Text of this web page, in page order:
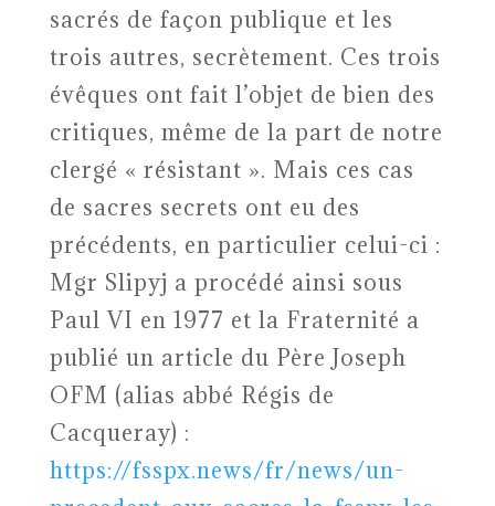
sacrés de façon publique et les
trois autres, secrètement. Ces trois
évêques ont fait l’objet de bien des
critiques, même de la part de notre
clergé « résistant ». Mais ces cas
de sacres secrets ont eu des
précédents, en particulier celui-ci :
Mgr Slipyj a procédé ainsi sous
Paul VI en 1977 et la Fraternité a
publié un article du Père Joseph
OFM (alias abbé Régis de
Cacqueray) :
https://fsspx.news/fr/news/un-